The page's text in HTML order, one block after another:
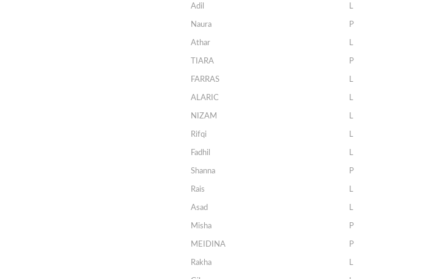
Adil L
Naura P
Athar L
TIARA P
FARRAS L
ALARIC L
NIZAM L
Rifqi L
Fadhil L
Shanna P
Rais L
Asad L
Misha P
MEIDINA P
Rakha L